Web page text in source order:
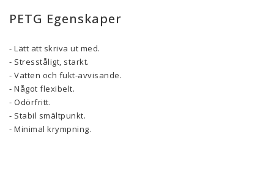
PETG Egenskaper
- Lätt att skriva ut med.
- Stresståligt, starkt.
- Vatten och fukt-avvisande.
- Något flexibelt.
- Odörfritt.
- Stabil smältpunkt.
- Minimal krympning.